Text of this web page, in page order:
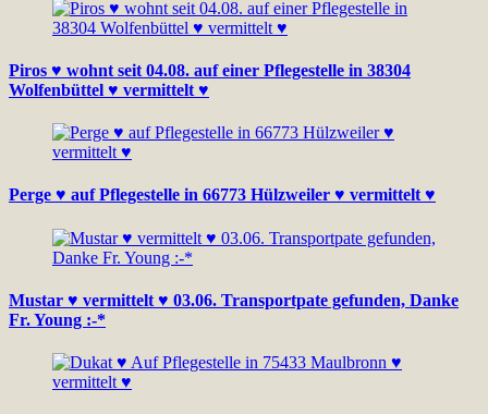
Piros ♥ wohnt seit 04.08. auf einer Pflegestelle in 38304
Wolfenbüttel ♥ vermittelt ♥
Perge ♥ auf Pflegestelle in 66773 Hülzweiler ♥ vermittelt ♥
Mustar ♥ vermittelt ♥ 03.06. Transportpate gefunden, Danke
Fr. Young :-*